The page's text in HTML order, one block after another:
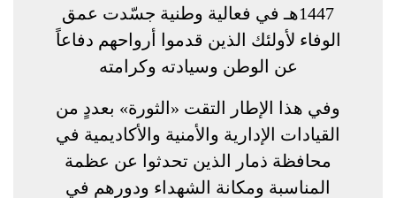
1447هـ في فعالية وطنية جسّدت عمق
الوفاء لأولئك الذين قدموا أرواحهم دفاعاً
عن الوطن وسيادته وكرامته
وفي هذا الإطار التقت «الثورة» بعددٍ من
القيادات الإدارية والأمنية والأكاديمية في
محافظة ذمار الذين تحدثوا عن عظمة
المناسبة ومكانة الشهداء ودورهم في